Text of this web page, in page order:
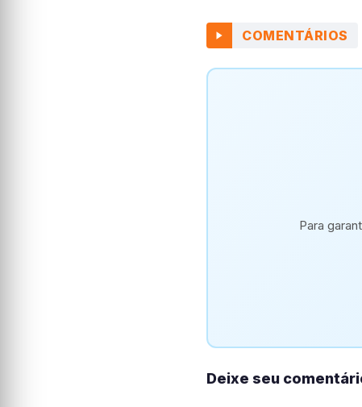
COMENTÁRIOS
Para
Deixe seu